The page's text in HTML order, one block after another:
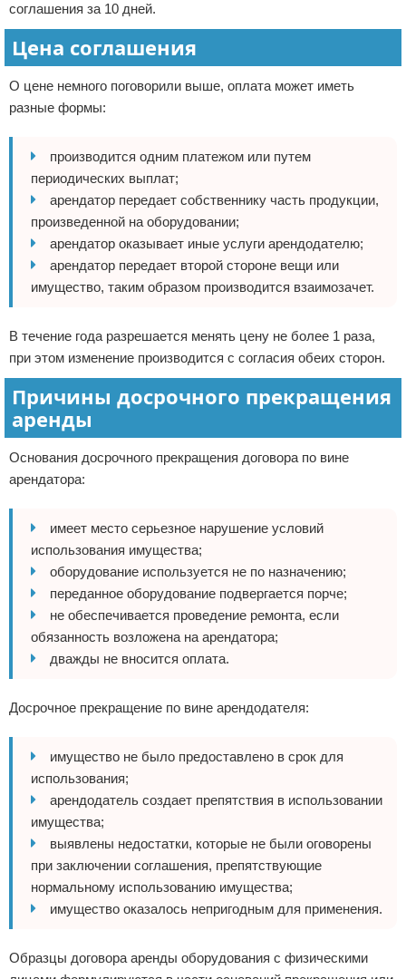
соглашения за 10 дней.
Цена соглашения
О цене немного поговорили выше, оплата может иметь
разные формы:
производится одним платежом или путем
периодических выплат;
арендатор передает собственнику часть продукции,
произведенной на оборудовании;
арендатор оказывает иные услуги арендодателю;
арендатор передает второй стороне вещи или
имущество, таким образом производится взаимозачет.
В течение года разрешается менять цену не более 1 раза,
при этом изменение производится с согласия обеих сторон.
Причины досрочного прекращения
аренды
Основания досрочного прекращения договора по вине
арендатора:
имеет место серьезное нарушение условий
использования имущества;
оборудование используется не по назначению;
переданное оборудование подвергается порче;
не обеспечивается проведение ремонта, если
обязанность возложена на арендатора;
дважды не вносится оплата.
Досрочное прекращение по вине арендодателя:
имущество не было предоставлено в срок для
использования;
арендодатель создает препятствия в использовании
имущества;
выявлены недостатки, которые не были оговорены
при заключении соглашения, препятствующие
нормальному использованию имущества;
имущество оказалось непригодным для применения.
Образцы договора аренды оборудования с физическими